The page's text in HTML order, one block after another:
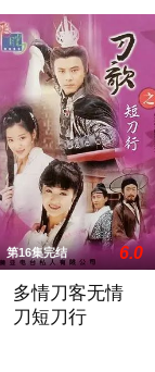
，阴错阳差的到
第16集完结 6.0
多情刀客无情
刀短刀行